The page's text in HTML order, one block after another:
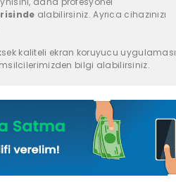
alabilirsiniz. Ayrıca cihazınızı
kaliteli ekran koruyucu uygulaması
bilgi alabilirsiniz.